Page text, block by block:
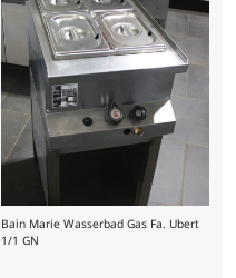
Bain Marie Wasserbad Gas Fa. Ubert
1/1 GN